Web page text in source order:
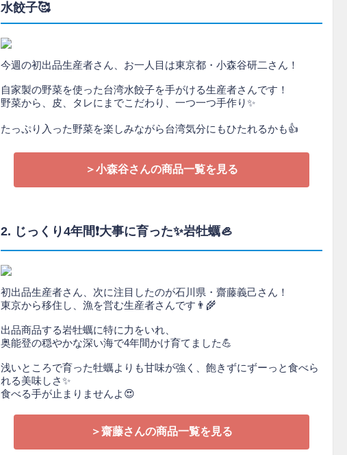
水餃子🥰
今週の初出品生産者さん、お一人目は東京都・小森谷研二さん！
自家製の野菜を使った台湾水餃子を手がける生産者さんです！
野菜から、皮、タレにまでこだわり、一つ一つ手作り✨
たっぷり入った野菜を楽しみながら台湾気分にもひたれるかも👍
＞小森谷さんの商品一覧を見る
2. じっくり4年間❗大事に育った✨岩牡蠣🦪
初出品生産者さん、次に注目したのが石川県・齋藤義己さん！
東京から移住し、漁を営む生産者さんです👨‍🌾
出品商品する岩牡蠣に特に力をいれ、
奥能登の穏やかな深い海で4年間かけ育てました💪
浅いところで育った牡蠣よりも甘味が強く、飽きずにずーっと食べら
れる美味しさ✨
食べる手が止まりませんよ😍
＞齋藤さんの商品一覧を見る